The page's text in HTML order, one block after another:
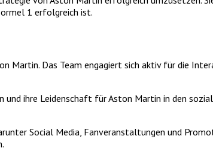
1 erfolgreich ist.
Das Team engagiert sich aktiv für die
und ihre Leidenschaft für Aston Martin in den
Social Media, Fanveranstaltungen und